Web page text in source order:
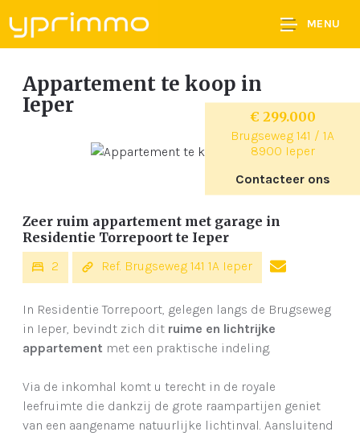
MENU
Appartement te koop in
Ieper
€ 299.000
Brugseweg 141 / 1A
8900 Ieper
Contacteer ons
Zeer ruim appartement met garage in
Residentie Torrepoort te Ieper
2 Ref. Brugseweg 141 1A Ieper
In Residentie Torrepoort, gelegen langs de Brugseweg
in Ieper, bevindt zich dit ruime en lichtrijke
appartement met een praktische indeling.
Via de inkomhal komt u terecht in de royale
leefruimte die dankzij de grote raampartijen geniet
van een aangename natuurlijke lichtinval. Aansluitend